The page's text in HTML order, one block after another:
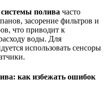
полива часто
засорение фильтров и
что приводит к
воды. Для
использовать сенсоры
как избежать ошибок